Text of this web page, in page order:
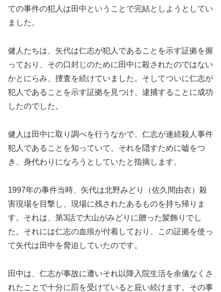
ての事件の犯人は田中ということで完結としようとしてい
ました。
健人たちは、矢代は仁志が犯人であることを示す証拠を握
っており、その口封じのために田中に殺されたのではない
かとにらみ、捜査を続けていました。そしてついに仁志が
犯人であることを示す証拠を見つけ、逮捕することに成功
したのでした。
健人は田中に取り調べを行うなかで、仁志が連続殺人事件
犯人であることを知っていて、それを隠すために嘘をつ
き、身代わりになろうとしていたと指摘します。
1997年の事件当時、矢代は北野みどり（佐久間由衣）殺
害現場を目撃し、現場に残されたあるものを持ち帰りま
す。それは、第3話で大山がみどりに贈った髪飾りでし
た。それには仁志の血痕が付着しており、この証拠を使っ
て矢代は田中を脅迫していたのです。
田中は、仁志が事故に遭いそれ以降入院生活を余儀なくさ
れたことで十分に罰を受けていると庇い続けます。その事